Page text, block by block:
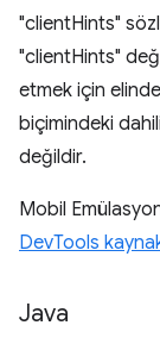
"clientHints"
"clientHints"
etmek için
biçimindeki
değildir.
Mobil
DevTools
Java